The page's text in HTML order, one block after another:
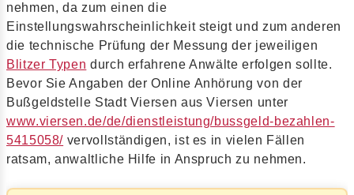
nehmen, da zum einen die
Einstellungswahrscheinlichkeit steigt und zum anderen
die technische Prüfung der Messung der jeweiligen
Blitzer Typen durch erfahrene Anwälte erfolgen sollte.
Bevor Sie Angaben der Online Anhörung von der
Bußgeldstelle Stadt Viersen aus Viersen unter
www.viersen.de/de/dienstleistung/bussgeld-bezahlen-
5415058/ vervollständigen, ist es in vielen Fällen
ratsam, anwaltliche Hilfe in Anspruch zu nehmen.